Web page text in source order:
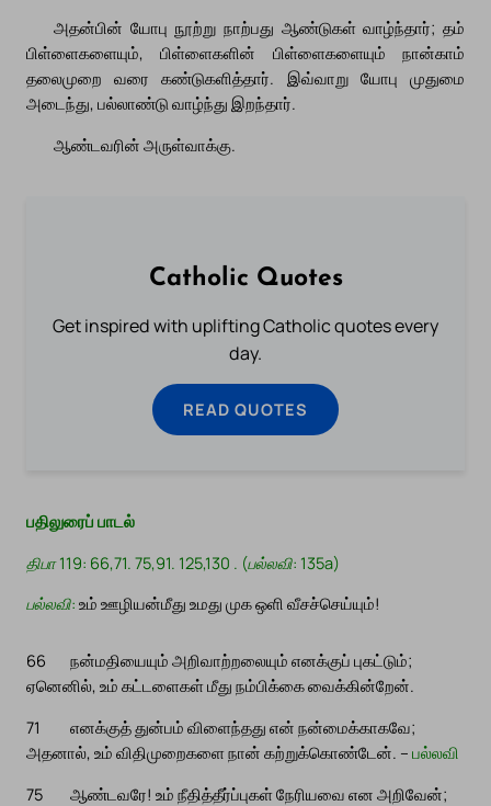
அதன்பின் யோபு நூற்று நாற்பது ஆண்டுகள் வாழ்ந்தார்; தம்
பிள்ளைகளையும், பிள்ளைகளின் பிள்ளைகளையும் நான்காம்
தலைமுறை வரை கண்டுகளித்தார். இவ்வாறு யோபு முதுமை
அடைந்து, பல்லாண்டு வாழ்ந்து இறந்தார்.
ஆண்டவரின் அருள்வாக்கு.
Catholic Quotes
Get inspired with uplifting Catholic quotes every
day.
READ QUOTES
பதிலுரைப் பாடல்
திபா 119: 66,71. 75,91. 125,130 . (பல்லவி: 135a)
பல்லவி: உம் ஊழியன்மீது உமது முக ஒளி வீசச்செய்யும்!
66
நன்மதியையும் அறிவாற்றலையும் எனக்குப் புகட்டும்;
ஏனெனில், உம் கட்டளைகள் மீது நம்பிக்கை வைக்கின்றேன்.
71
எனக்குத் துன்பம் விளைந்தது என் நன்மைக்காகவே;
அதனால், உம் விதிமுறைகளை நான் கற்றுக்கொண்டேன். – பல்லவி
75
ஆண்டவரே! உம் நீதித்தீர்ப்புகள் நேரியவை என அறிவேன்;